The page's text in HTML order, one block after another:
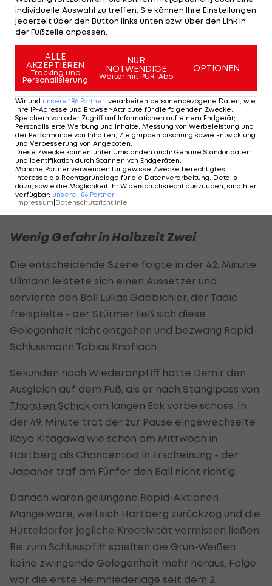
Gefährlicher war da schon die erste Chance der
Gäste. Nach Kopfballvorlage von Tobias Kainz
wurde aber in letzter Sekunde von
am Abschluss gehindert (9.).
Vier Minuten später ließ auch Rapid einen Sitzer
aus. Christoph Knasmüllner zog allein Richtung
Hartberg-Tor, scheiterte jedoch an Swete.
Sekunden später wurde ein Demir-Schuss aus
guter Position abgeblockt, in der 32. Minute schoss
Stefan Schwab am langen Eck vorbei.
Wenig Gefahr in Halbzeit Zwei
Die entscheidende Szene folgte in der 42. Minute.
Ullmann leistete sich einen Aussetzer und
servierte den Ball Lukas Gabbichler, der Tadic
freispielte - der Stürmer ließ sich diese
Gelegenheit nicht entgehen und bezwang Rapid-
Schlussmann Tobias Knoflach.
Sekunden nach Wiederanpfiff hatte Demir den
Ausgleich auf dem Fuß, als er nach Stanglpass von
Thorsten Schick am langen Eck vorbeischoss. In
der 49. Minute trat der zur Pause eingewechselte
Koya Kitagawa wie schon am Mittwoch in
Hartberg als Chancentod in Erscheinung - der
Japaner traf am Fünfer den Ball nicht richtig.
Danach waren gelungene Rapid-Aktionen
Mangelware, weil sich Hartberg zurückzog und die
Hütteldorfer jegliche Kreativität vermissen ließen.
Bis zum Schlusspfiff spielten die Grün-Weißen
keine zwingende Gelegenheit mehr heraus, Folge
war die erste Heimniederlage seit dem 2.
individuelle Auswahl zu treffen. Sie können Ihre Einstellungen
jederzeit über den Button links unten bzw. über den Link in
der Fußzeile anpassen.
ALLE
AKZEPTIEREN
Tracking und
Personalisierung
NUR
NOTWENDIGE
Weiter mit PUR-Abo
OPTIONEN
Wir und unsere 186 Partner verarbeiten personenbezogene Daten, wie
Ihre IP-Adresse und Browser-Attribute für die folgenden Zwecke:
Speichern von oder Zugriff auf Informationen auf einem Endgerät;
Personalisierte Werbung und Inhalte, Messung von Werbeleistung und
der Performance von Inhalten, Zielgruppenforschung sowie Entwicklung
und Verbesserung von Angeboten
Diese Zwecke können unter Umständen auch: Genaue Standortdaten
und Identifikation durch Scannen von Endgeräten
Manche Partner verwenden für gewisse Zwecke berechtigtes
Interesse als Rechtsgrundlage für die Datenverarbeitung. Details
dazu, sowie die Möglichkeit Ihr Widerspruchsrecht auszuüben, sind hier
verfügbar: unsere 186 Partner
Impressum|Datenschutzrichtlinie